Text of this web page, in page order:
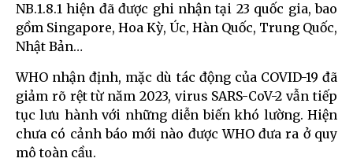
NB.1.8.1 hiện đã được ghi nhận tại 23 quốc gia, bao
gồm Singapore, Hoa Kỳ, Úc, Hàn Quốc, Trung Quốc,
Nhật Bản…
WHO nhận định, mặc dù tác động của COVID-19 đã
giảm rõ rệt từ năm 2023, virus SARS-CoV-2 vẫn tiếp
tục lưu hành với những diễn biến khó lường. Hiện
chưa có cảnh báo mới nào được WHO đưa ra ở quy
mô toàn cầu.